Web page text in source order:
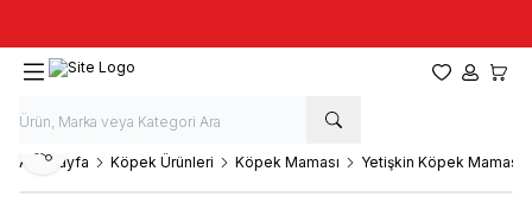
Favorilerim
Hesabım
Ana Sayfa Köpek Ürünleri Köpek Maması Yetişkin Köpek Maması
Paylaş